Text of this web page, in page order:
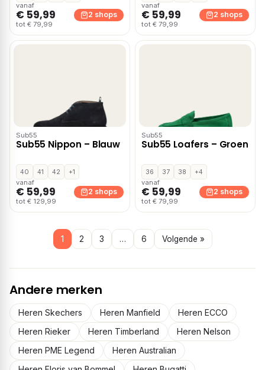
vanaf
€ 59,99
tot € 79,99
2 shops
vanaf
€ 59,99
tot € 79,99
2 shops
Sub55
Sub55 Nippon – Blauw
40 41 42
+1
vanaf
€ 59,99
tot € 129,99
2 shops
Sub55
Sub55 Loafers – Groen
36 37 38
+4
vanaf
€ 59,99
tot € 79,99
2 shops
1 2 3 … 6 Volgende »
Andere merken
Heren Skechers Heren Manfield
Heren ECCO
Heren Rieker
Heren Timberland
Heren Nelson
Heren PME Legend
Heren Australian